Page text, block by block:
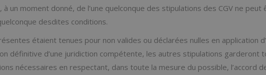
à un moment donné, de l’une quelconque des stipulations des CGV ne
desdites conditions.
étaient tenues pour non valides ou déclarées nulles en application
définitive d’une juridiction compétente, les autres stipulations
nécessaires en respectant, dans toute la mesure du possible, l’accord